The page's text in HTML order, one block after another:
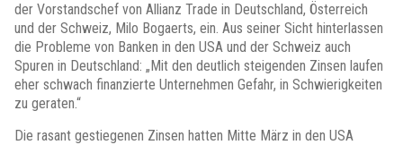
der Vorstandschef von Allianz Trade in Deutschland, Österreich
und der Schweiz, Milo Bogaerts, ein. Aus seiner Sicht hinterlassen
die Probleme von Banken in den USA und der Schweiz auch
Spuren in Deutschland: „Mit den deutlich steigenden Zinsen laufen
eher schwach finanzierte Unternehmen Gefahr, in Schwierigkeiten
zu geraten.“
Die rasant gestiegenen Zinsen hatten Mitte März in den USA